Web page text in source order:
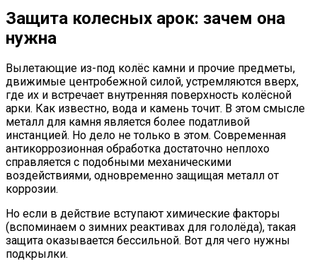
Защита колесных арок: зачем она
нужна
Вылетающие из-под колёс камни и прочие предметы,
движимые центробежной силой, устремляются вверх,
где их и встречает внутренняя поверхность колёсной
арки. Как известно, вода и камень точит. В этом смысле
металл для камня является более податливой
инстанцией. Но дело не только в этом. Современная
антикоррозионная обработка достаточно неплохо
справляется с подобными механическими
воздействиями, одновременно защищая металл от
коррозии.
Но если в действие вступают химические факторы
(вспоминаем о зимних реактивах для гололёда), такая
защита оказывается бессильной. Вот для чего нужны
подкрылки.